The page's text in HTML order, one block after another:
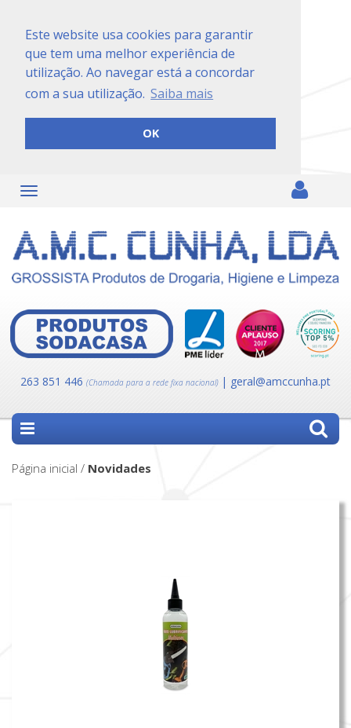
Este website usa cookies para garantir
que tem uma melhor experiência de
utilização. Ao navegar está a concordar
com a sua utilização. Saiba mais
OK
263 851 446 (Chamada para a rede fixa nacional) | geral@amccunha.pt
Página inicial / Novidades